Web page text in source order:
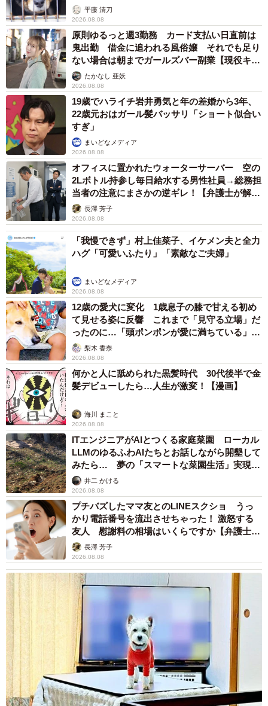
平藤 清刀
2026.08.08
原則ゆるっと週3勤務 カード支払い日直前は
鬼出勤 借金に追われる風俗嬢 それでも足り
ない場合は朝までガールズバー副業【現役キャ
ストに取材】
たかなし 亜妖
2026.08.08
19歳でハライチ岩井勇気と年の差婚から3年、
22歳元おはガール髪バッサリ「ショート似合い
すぎ」
まいどなメディア
2026.08.08
オフィスに置かれたウォーターサーバー 空の
2Lボトル持参し毎日給水する男性社員→総務担
当者の注意にまさかの逆ギレ！【弁護士が解
説】長澤 芳子
2026.08.08
「我慢できず」村上佳菜子、イケメン夫と全力
ハグ「可愛いふたり」「素敵なご夫婦」
まいどなメディア
2026.08.08
12歳の愛犬に変化 1歳息子の膝で甘える初め
て見せる姿に反響 これまで「見守る立場」だ
ったのに…「頭ポンポンが愛に満ちている」
「尊…」
梨木 香奈
2026.08.08
何かと人に舐められた黒髪時代 30代後半で金
髪デビューしたら…人生が激変！【漫画】
海川 まこと
2026.08.08
ITエンジニアがAIとつくる家庭菜園 ローカル
LLMのゆるふわAIたちとお話しながら開墾して
みたら… 夢の「スマートな菜園生活」実現な
るか井二 かける
2026.08.08
プチバズしたママ友とのLINEスクショ うっ
かり電話番号を流出させちゃった！ 激怒する
友人 慰謝料の相場はいくらですか【弁護士が
解説】長澤 芳子
2026.08.08